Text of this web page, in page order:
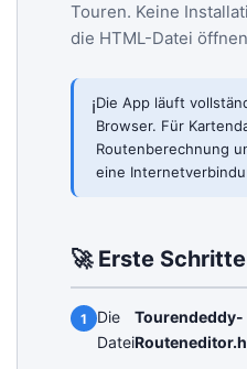
Touren. Keine
die HTML-Datei
ℹ️Die App läuft
Browser. Für
Routenberechnung
eine
🚀 Erste Schritte
Die
Datei
Tourendeddy-